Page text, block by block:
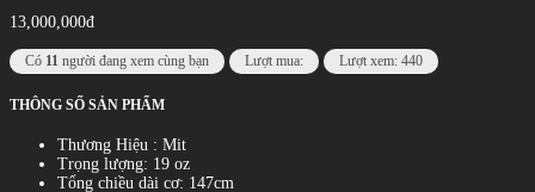
13,000,000đ
Có 11 người đang xem cùng bạn Lượt mua: Lượt xem: 440
THÔNG SỐ SẢN PHẨM
Thương Hiệu : Mit
Trọng lượng: 19 oz
Tổng chiều dài cơ: 147cm